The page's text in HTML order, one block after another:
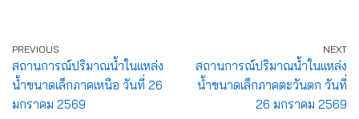
PREVIOUS
สถานการณ์ปริมาณน้ำในแหล่ง
น้ำขนาดเล็กภาคเหนือ วันที่ 26
มกราคม 2569
NEXT
สถานการณ์ปริมาณน้ำในแหล่ง
น้ำขนาดเล็กภาคตะวันตก วันที่
26 มกราคม 2569